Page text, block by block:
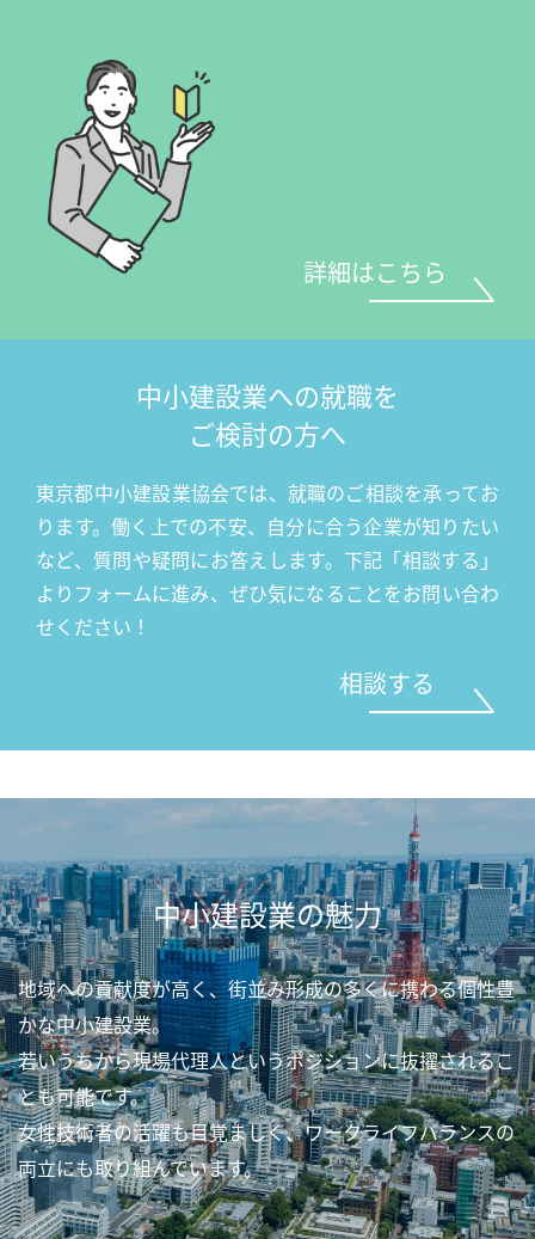
詳細はこちら
中小建設業への就職を
ご検討の方へ
東京都中⼩建設業協会では、就職のご相談を承ってお
ります。働く上での不安、⾃分に合う企業が知りたい
など、質問や疑問にお答えします。下記「相談する」
よりフォームに進み、ぜひ気になることをお問い合わ
せください！
相談する
中小建設業の魅力
地域への貢献度が高く、街並み形成の多くに携わる個性豊
かな中小建設業。
若いうちから現場代理人というポジションに抜擢されるこ
とも可能です。
女性技術者の活躍も目覚ましく、ワークライフバランスの
両立にも取り組んでいます。